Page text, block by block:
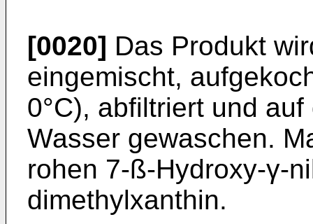
[0020] Das Produkt
eingemischt,
0°C), abfiltriert und
Wasser gewaschen.
rohen 7-ß-Hydroxy-γ-
dimethylxanthin.